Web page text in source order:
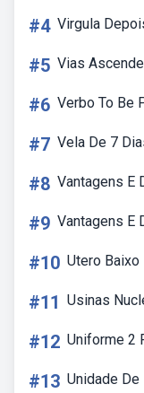
#4 Virgula
#5 Vias
#6 Verbo To Be
#7 Vela De 7
#8 Vantagens E
#9 Vantagens E
#10 Utero Baixo
#11 Usinas
#12 Uniforme 2
#13 Unidade